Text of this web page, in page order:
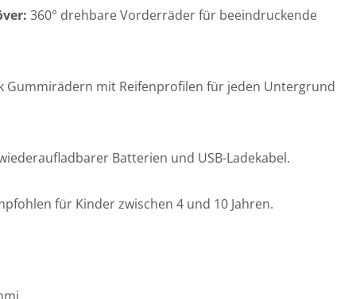
360° drehbare Vorderräder für beeindruckende
Gummirädern mit Reifenprofilen für jeden Untergrund
Batterien und USB-Ladekabel.
für Kinder zwischen 4 und 10 Jahren.